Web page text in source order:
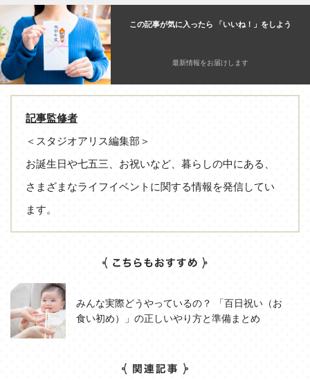
この記事が気に入ったら 「いいね！」をしよう
最新情報をお届けします
記事監修者
＜スタジオアリス編集部＞
お誕生日や七五三、お祝いなど、暮らしの中にある、
さまざまなライフイベントに関する情報を発信してい
ます。
みんな実際どうやっているの？ 「百日祝い（お
食い初め）」の正しいやり方と準備まとめ